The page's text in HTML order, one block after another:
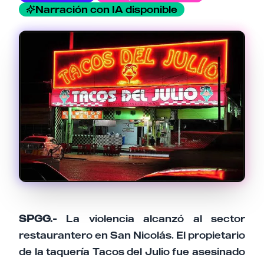
Narración con IA disponible
SPGG.- La violencia alcanzó al sector
restaurantero en San Nicolás. El propietario
de la taquería Tacos del Julio fue asesinado
Tu comentario
Cancelar Enviar comentario